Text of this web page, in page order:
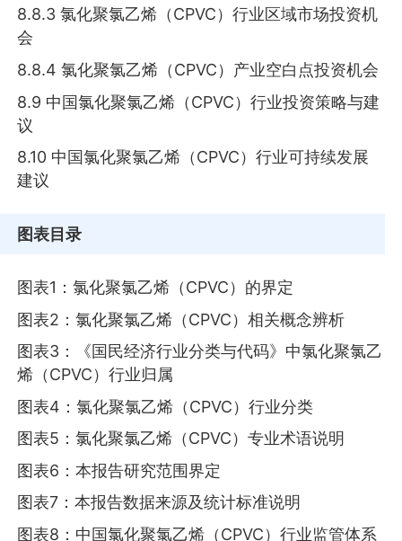
8.8.3 氯化聚氯乙烯（CPVC）行业区域市场投资机
会
8.8.4 氯化聚氯乙烯（CPVC）产业空白点投资机会
8.9 中国氯化聚氯乙烯（CPVC）行业投资策略与建
议
8.10 中国氯化聚氯乙烯（CPVC）行业可持续发展
建议
图表目录
图表1：氯化聚氯乙烯（CPVC）的界定
图表2：氯化聚氯乙烯（CPVC）相关概念辨析
图表3：《国民经济行业分类与代码》中氯化聚氯乙
烯（CPVC）行业归属
图表4：氯化聚氯乙烯（CPVC）行业分类
图表5：氯化聚氯乙烯（CPVC）专业术语说明
图表6：本报告研究范围界定
图表7：本报告数据来源及统计标准说明
图表8：中国氯化聚氯乙烯（CPVC）行业监管体系